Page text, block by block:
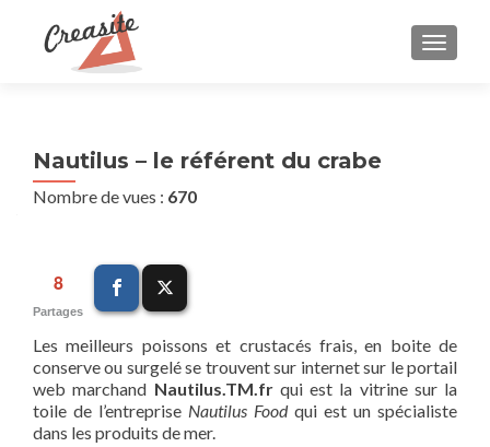
Nautilus – le référent du crabe
Nombre de vues : 670
8
Partages
Les meilleurs poissons et crustacés frais, en boite de
conserve ou surgelé se trouvent sur internet sur le portail
web marchand Nautilus.TM.frqui est la vitrine sur la
toile de l’entreprise Nautilus Foodqui est un spécialiste
dans les produits de mer.